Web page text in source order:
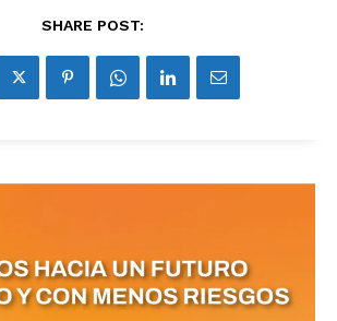
SUBSCRIBIRSE
SHARE POST: